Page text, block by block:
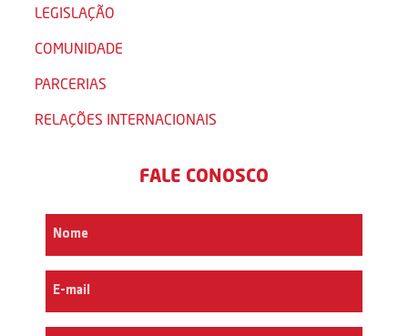
LEGISLAÇÃO
COMUNIDADE
PARCERIAS
RELAÇÕES INTERNACIONAIS
FALE CONOSCO